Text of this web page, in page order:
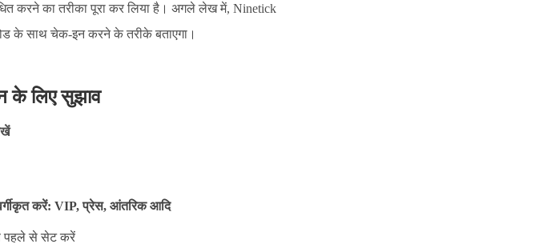
करने का तरीका पूरा कर लिया है। अगले लेख में, Ninetick
के साथ चेक-इन करने के तरीके बताएगा।
के लिए सुझाव
करें: VIP, प्रेस, आंतरिक आदि
पहले से सेट करें